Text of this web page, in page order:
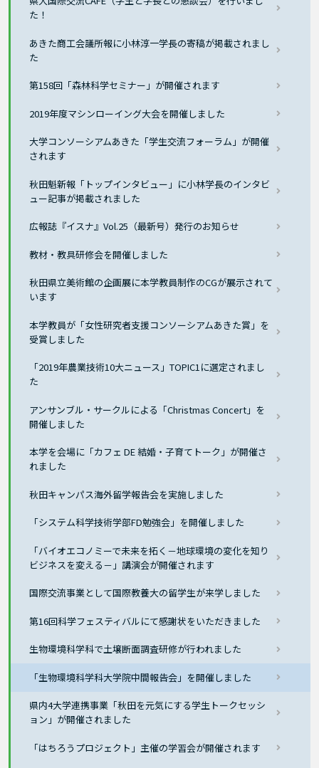
た！
あきた商工会議所報に小林淳一学長の寄稿が掲載されまし
た
第158回「森林科学セミナー」が開催されます
2019年度マシンローイング大会を開催しました
大学コンソーシアムあきた「学生交流フォーラム」が開催
されます
秋田魁新報「トップインタビュー」に小林学長のインタビ
ュー記事が掲載されました
広報誌『イスナ』Vol.25（最新号）発行のお知らせ
教材・教具研修会を開催しました
秋田県立美術館の企画展に本学教員制作のCGが展示されて
います
本学教員が「女性研究者支援コンソーシアムあきた賞」を
受賞しました
「2019年農業技術10大ニュース」TOPIC1に選定されまし
た
アンサンブル・サークルによる「Christmas Concert」を
開催しました
本学を会場に「カフェ DE 結婚・子育てトーク」が開催さ
れました
秋田キャンパス海外留学報告会を実施しました
「システム科学技術学部FD勉強会」を開催しました
「バイオエコノミーで未来を拓く－地球環境の変化を知り
ビジネスを変える－」講演会が開催されます
国際交流事業として国際教養大の留学生が来学しました
第16回科学フェスティバルにて感謝状をいただきました
生物環境科学科で土壌断面調査研修が行われました
「生物環境科学科大学院中間報告会」を開催しました
県内4大学連携事業「秋田を元気にする学生トークセッシ
ョン」が開催されました
「はちろうプロジェクト」主催の学習会が開催されます